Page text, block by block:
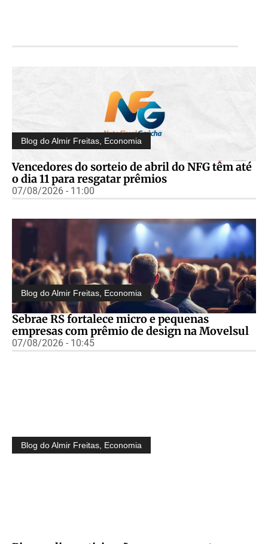
Blog do Almir Freitas Economia
Vencedores do sorteio de abril do NFG têm até
o dia 11 para resgatar prêmios
07/08/2026 - 11:00
Blog do Almir Freitas Economia
Sebrae RS fortalece micro e pequenas
empresas com prêmio de design na Movelsul
07/08/2026 - 10:45
Blog do Almir Freitas Economia